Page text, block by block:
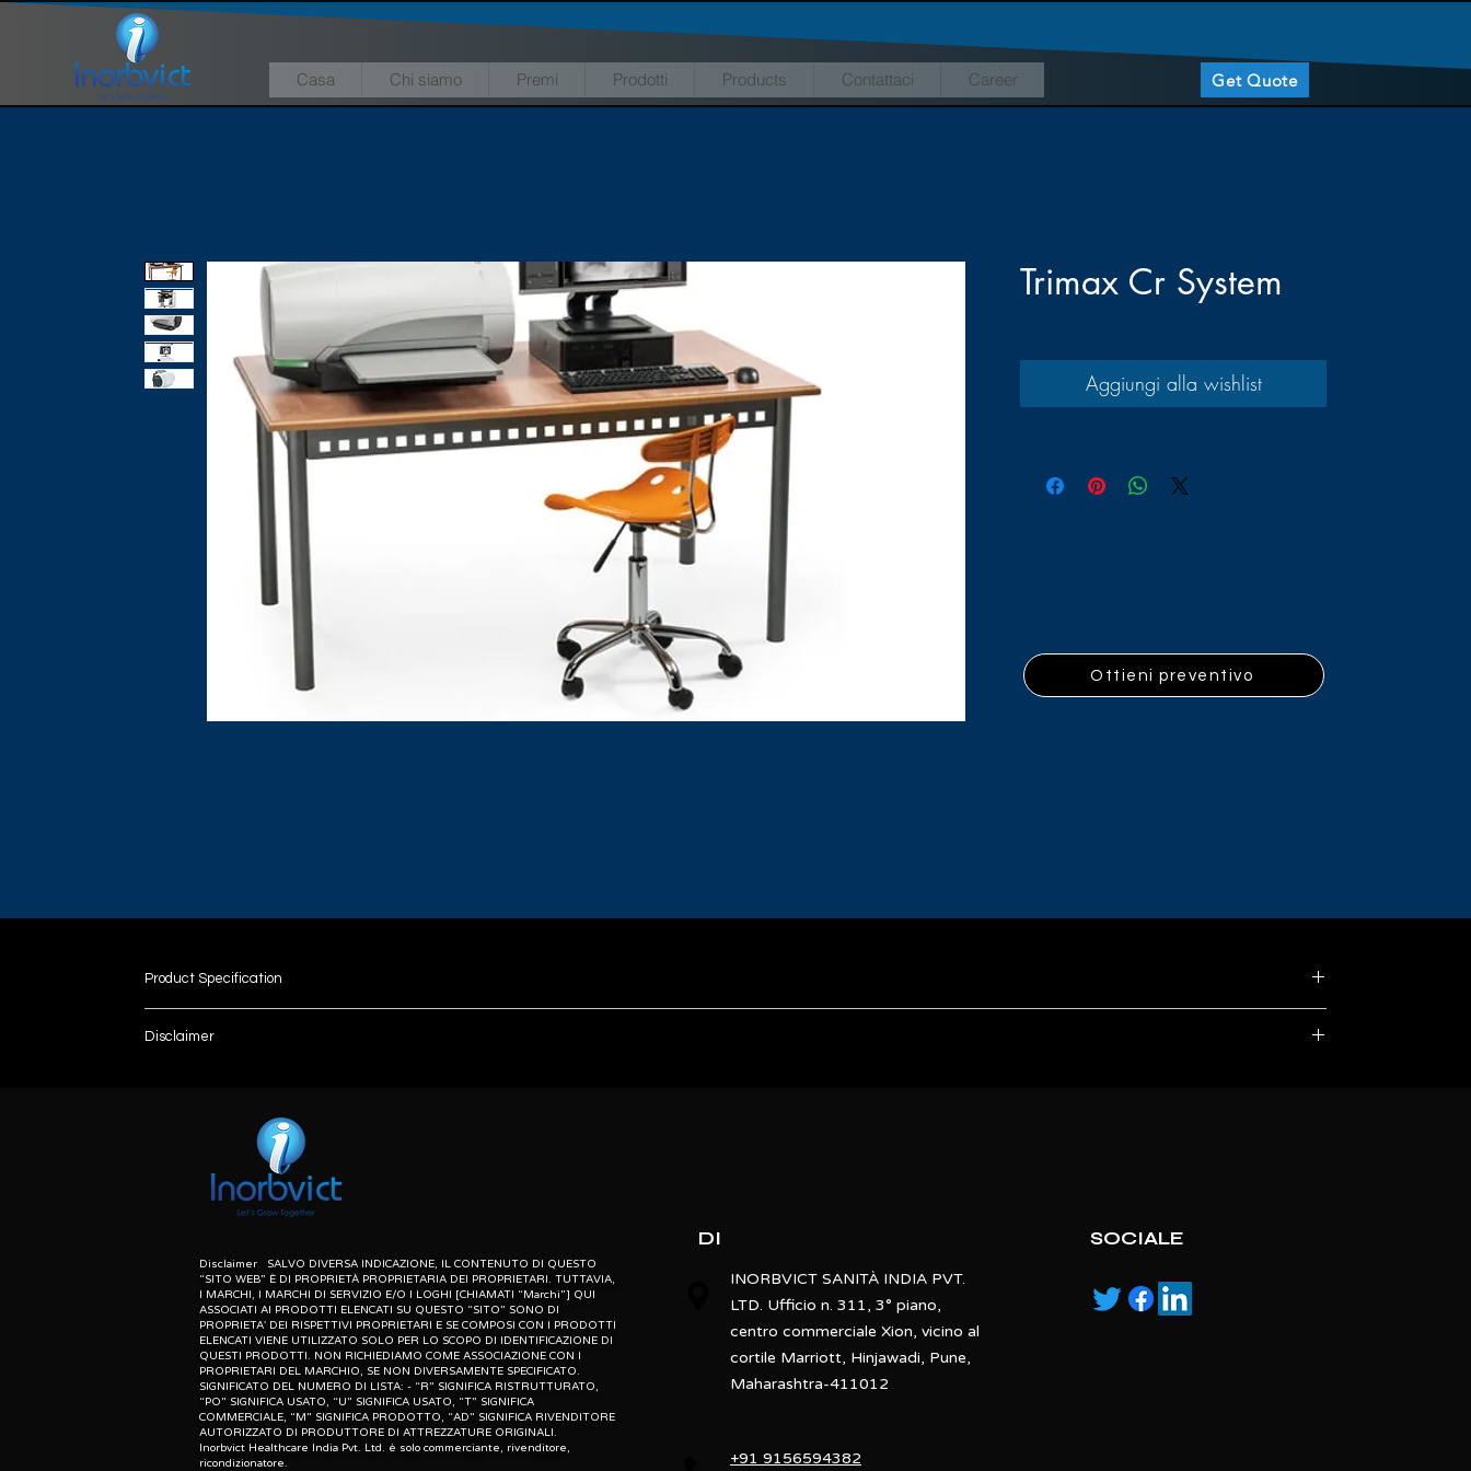
Casa Chi siamo Premi Prodotti Products Contattaci Career Get Quote
Trimax Cr System
Aggiungi alla wishlist
Product Specification
Brand
Machine Condition
Machine Type
Printing Technology Laser
List No. r
PRODUCT DISCIRBTION:-
The products in the Carestream portfolio of CR systems are all designed to streamline patient throughput, speed workow and increase cost-efciency. Three models
allow you to choose the plates-per-hour performance that matches your facility’s specic needs. We also offer both single- and multiple-cassette capability. Whatever
Disclaimer
herein associated with the products listed on this” website” are the property of their respective owners and if they appear with the listed products, it is only used for the
purpose of identification of those products. we do not claim as association with the mark owners, unless otherwise so specified.
meaning of list number: - “r” means refurbished, “po” means preowned, “u” means used, “t” means trading, “m” means own manufactured, “ad” means authorised
dealer of original equipment manufacturer.
Ottieni preventivo
Disclaimer SALVO DIVERSA INDICAZIONE, IL CONTENUTO DI QUESTO
“SITO WEB” È DI PROPRIETÀ PROPRIETARIA DEI PROPRIETARI. TUTTAVIA,
I MARCHI, I MARCHI DI SERVIZIO E/O I LOGHI [CHIAMATI “Marchi”] QUI
ASSOCIATI AI PRODOTTI ELENCATI SU QUESTO “SITO” SONO DI
PROPRIETA' DEI RISPETTIVI PROPRIETARI E SE COMPOSI CON I PRODOTTI
ELENCATI VIENE UTILIZZATO SOLO PER LO SCOPO DI IDENTIFICAZIONE DI
QUESTI PRODOTTI. NON RICHIEDIAMO COME ASSOCIAZIONE CON I
PROPRIETARI DEL MARCHIO, SE NON DIVERSAMENTE SPECIFICATO.
SIGNIFICATO DEL NUMERO DI LISTA: - “R” SIGNIFICA RISTRUTTURATO,
“PO” SIGNIFICA USATO, “U” SIGNIFICA USATO, “T” SIGNIFICA
COMMERCIALE, “M” SIGNIFICA PRODOTTO, “AD” SIGNIFICA RIVENDITORE
AUTORIZZATO DI PRODUTTORE DI ATTREZZATURE ORIGINALI.
Inorbvict Healthcare India Pvt. Ltd. è solo commerciante, rivenditore,
ricondizionatore.
DI
INORBVICT SANITÀ INDIA PVT.
LTD. Ufficio n. 311, 3° piano,
centro commerciale Xion, vicino al
cortile Marriott, Hinjawadi, Pune,
Maharashtra-411012
+91 9156594382
SOCIALE